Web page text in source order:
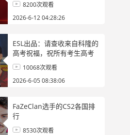
8200次观看
2026-6-12 04:28:26
ESL出品：请查收来自科隆的
高考祝福，祝所有考生高考
加油！
10068次观看
2026-6-05 08:38:06
FaZeClan选手的CS2各国排
行
8530次观看